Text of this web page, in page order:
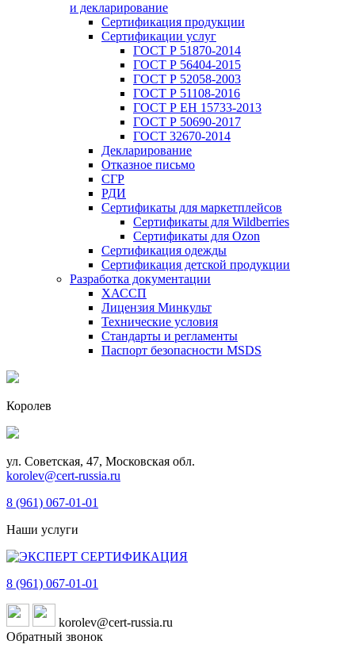
и декларирование
Сертификация продукции
Сертификации услуг
ГОСТ Р 51870-2014
ГОСТ Р 56404-2015
ГОСТ Р 52058-2003
ГОСТ Р 51108-2016
ГОСТ Р ЕН 15733-2013
ГОСТ Р 50690-2017
ГОСТ 32670-2014
Декларирование
Отказное письмо
СГР
РДИ
Сертификаты для маркетплейсов
Сертификаты для Wildberries
Сертификаты для Ozon
Сертификация одежды
Сертификация детской продукции
Разработка документации
ХАССП
Лицензия Минкульт
Технические условия
Стандарты и регламенты
Паспорт безопасности MSDS
Королев
ул. Советская, 47, Московская обл.
korolev@cert-russia.ru
8 (961) 067-01-01
Наши услуги
8 (961) 067-01-01
korolev@cert-russia.ru
Обратный звонок